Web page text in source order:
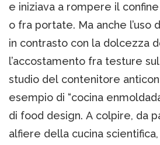
e iniziava a rompere il
o fra portate. Ma anche l’uso
in contrasto con la dolcezza
l’accostamento fra testure
studio del contenitore
esempio di “cocina
di food design. A colpire, da
alfiere della cucina